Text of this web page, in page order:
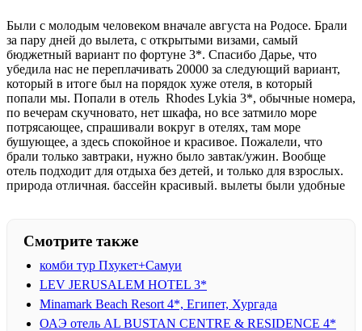
Были с молодым человеком вначале августа на Родосе. Брали
за пару дней до вылета, с открытыми визами, самый
бюджетный вариант по фортуне 3*. Спасибо Дарье, что
убедила нас не переплачивать 20000 за следующий вариант,
который в итоге был на порядок хуже отеля, в который
попали мы. Попали в отель Rhodes Lykia 3*, обычные номера,
по вечерам скучновато, нет шкафа, но все затмило море
потрясающее, спрашивали вокруг в отелях, там море
бушующее, а здесь спокойное и красивое. Пожалели, что
брали только завтраки, нужно было завтак/ужин. Вообще
отель подходит для отдыха без детей, и только для взрослых.
природа отличная. бассейн красивый. вылеты были удобные
Смотрите также
комби тур Пхукет+Самуи
LEV JERUSALEM HOTEL 3*
Minamark Beach Resort 4*, Египет, Хургада
ОАЭ отель AL BUSTAN CENTRE & RESIDENCE 4*